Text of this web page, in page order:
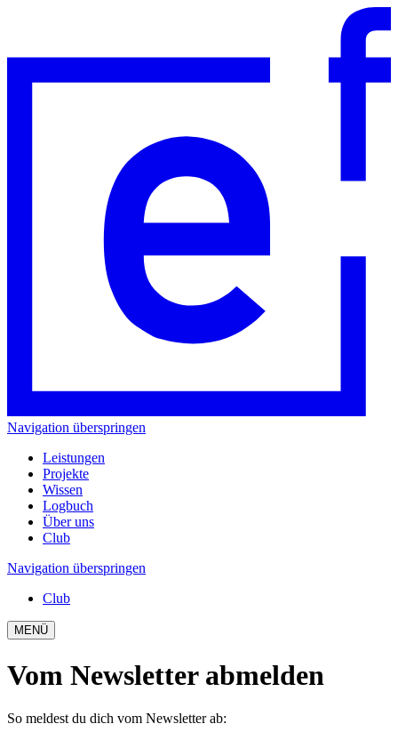
Navigation überspringen
Leistungen
Projekte
Wissen
Logbuch
Über uns
Club
Navigation überspringen
Club
MENÜ
Vom Newsletter abmelden
So meldest du dich vom Newsletter ab: